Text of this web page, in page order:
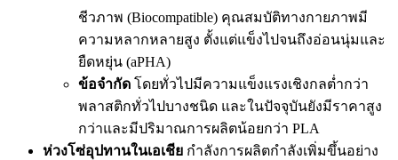
ชีวภาพ (Biocompatible) คุณสมบัติทางกายภาพมี
ความหลากหลายสูง ตั้งแต่แข็งไปจนถึงอ่อนนุ่มและ
ยืดหยุ่น (aPHA)
ข้อจำกัด โดยทั่วไปมีความแข็งแรงเชิงกลต่ำกว่า
พลาสติกทั่วไปบางชนิด และในปัจจุบันยังมีราคาสูง
กว่าและมีปริมาณการผลิตน้อยกว่า PLA
ห่วงโซ่อุปทานในเอเชีย กำลังการผลิตกำลังเพิ่มขึ้นอย่าง